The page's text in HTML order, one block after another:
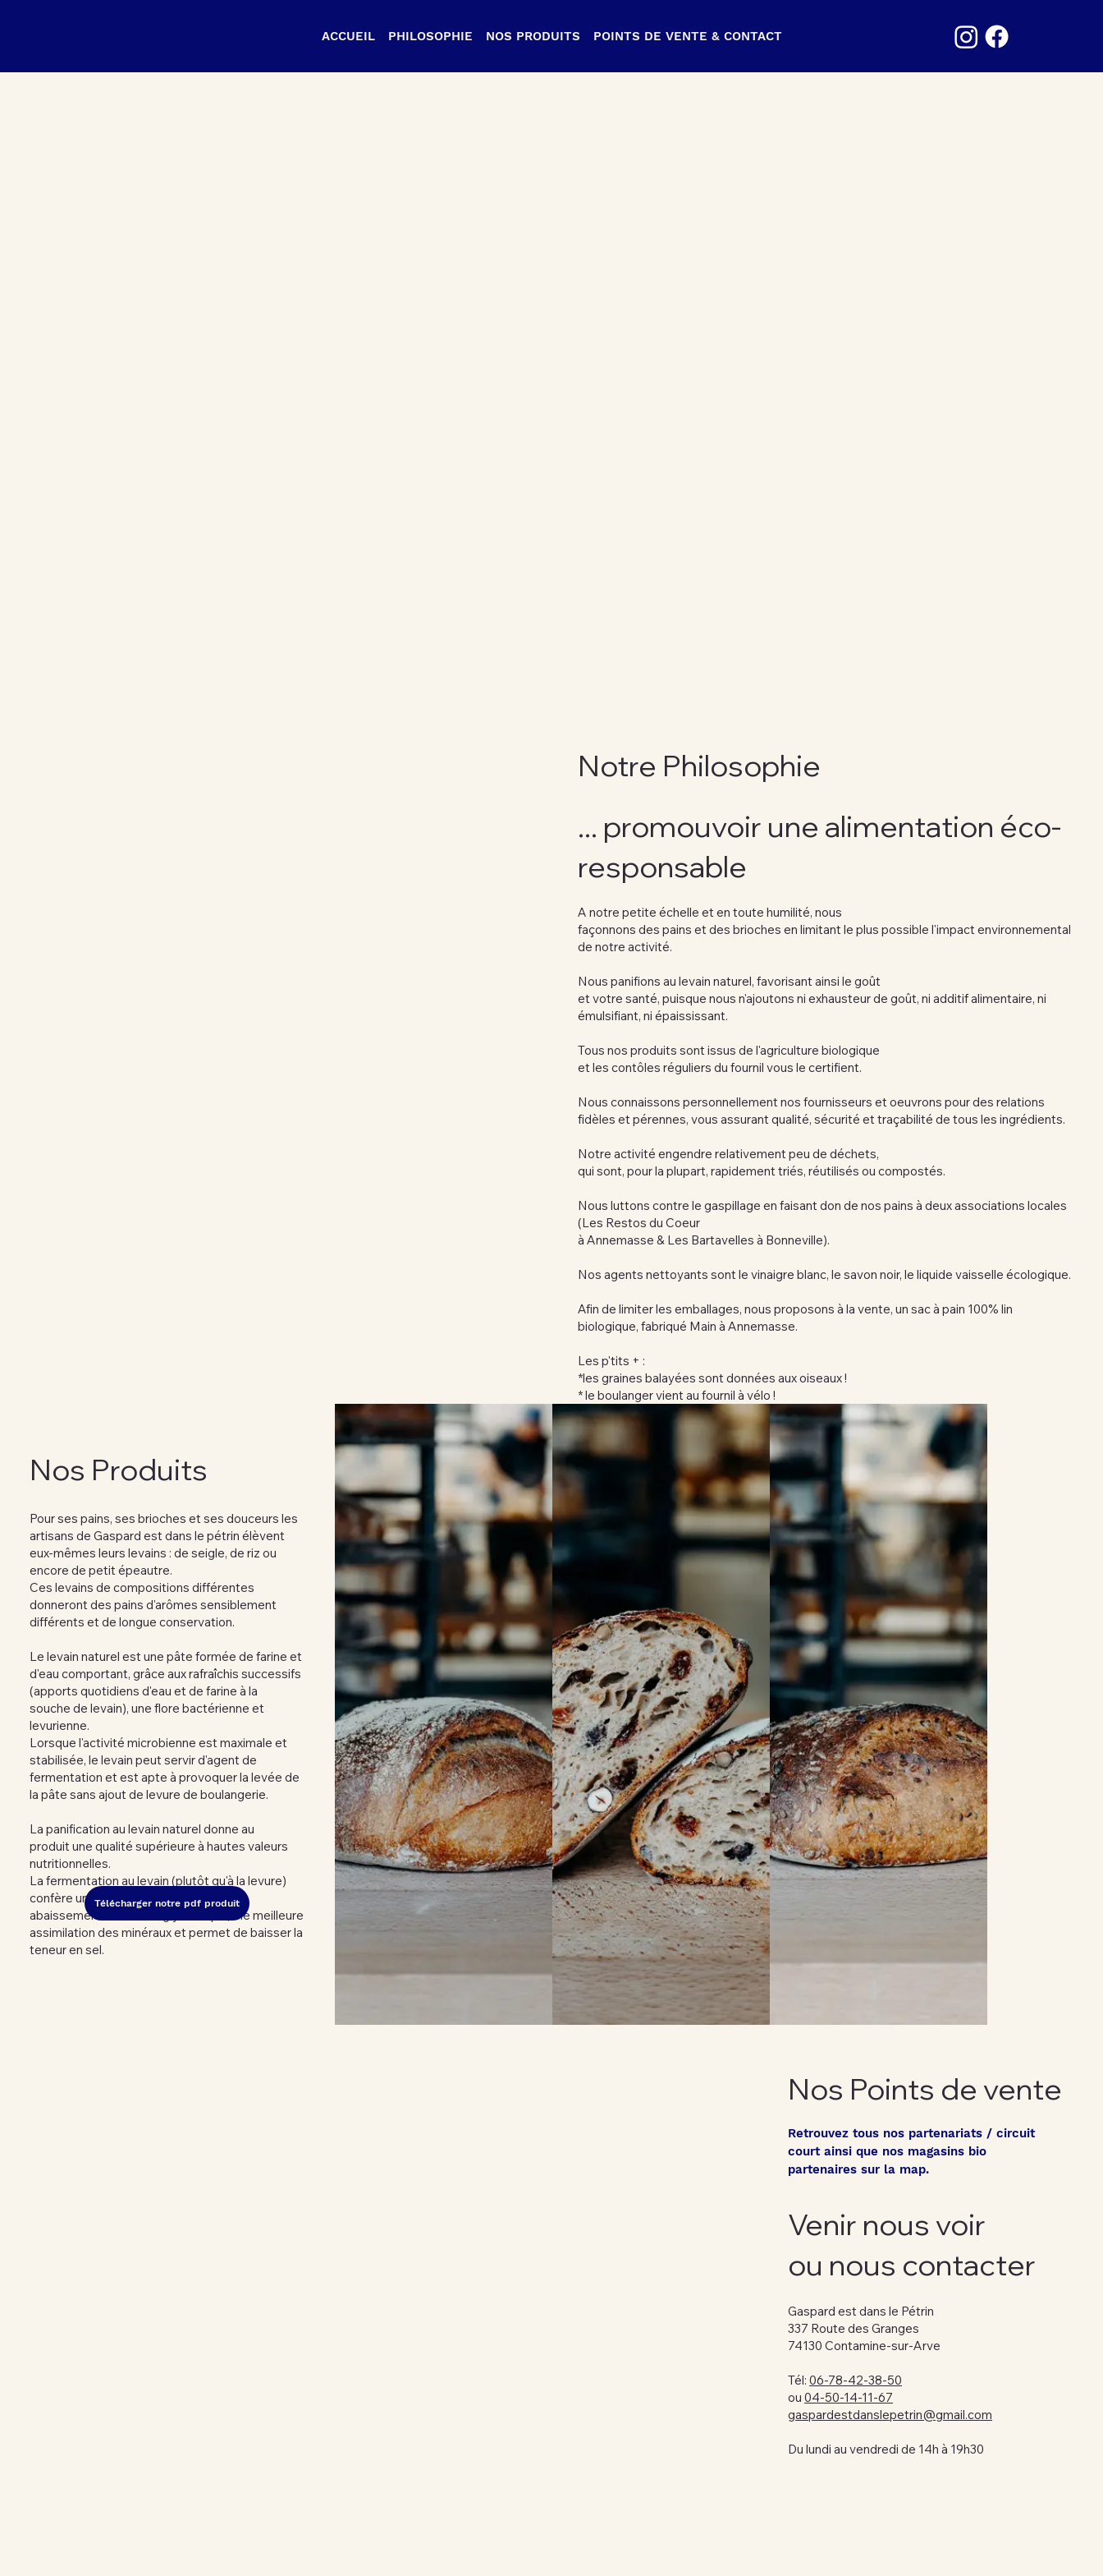
ACCUEIL PHILOSOPHIE NOS PRODUITS POINTS DE VENTE & CONTACT
Notre Philosophie
... promouvoir une alimentation éco-
responsable
A notre petite échelle et en toute humilité, nous
façonnons des pains et des brioches en limitant le plus possible l'impact environnemental
de notre activité.
Nous panifions au levain naturel, favorisant ainsi le goût
et votre santé, puisque nous n'ajoutons ni exhausteur de goût, ni additif alimentaire, ni
émulsifiant, ni épaississant.
Tous nos produits sont issus de l'agriculture biologique
et les contôles réguliers du fournil vous le certifient.
Nous connaissons personnellement nos fournisseurs et oeuvrons pour des relations
fidèles et pérennes, vous assurant qualité, sécurité et traçabilité de tous les ingrédients.
Notre activité engendre relativement peu de déchets,
qui sont, pour la plupart, rapidement triés, réutilisés ou compostés.
Nous luttons contre le gaspillage en faisant don de nos pains à deux associations locales
(Les Restos du Coeur
à Annemasse & Les Bartavelles à Bonneville).
Nos agents nettoyants sont le vinaigre blanc, le savon noir, le liquide vaisselle écologique.
Afin de limiter les emballages, nous proposons à la vente, un sac à pain 100% lin
biologique, fabriqué Main à Annemasse.
Les p'tits + :
*les graines balayées sont données aux oiseaux !
* le boulanger vient au fournil à vélo !
Nos Points de vente
Retrouvez tous nos partenariats / circuit
court ainsi que nos magasins bio
partenaires sur la map.
Venir nous voir
ou nous contacter
Gaspard est dans le Pétrin
337 Route des Granges
74130 Contamine-sur-Arve​
Tél:06-78-42-38-50
ou04-50-14-11-67
gaspardestdanslepetrin@gmail.com
Du lundi au vendredi de 14h à 19h30
Nos Produits
Pour ses pains, ses brioches et ses douceurs les
artisans de Gaspard est dans le pétrin élèvent
eux-mêmes leurs levains : de seigle, de riz ou
encore de petit épeautre.
Ces levains de compositions différentes
donneront des pains d'arômes sensiblement
différents et de longue conservation.
Le levain naturel est une pâte formée de farine et
d'eau comportant, grâce aux rafraîchis successifs
(apports quotidiens d'eau et de farine à la
souche de levain), une flore bactérienne et
levurienne.
Lorsque l'activité microbienne est maximale et
stabilisée, le levain peut servir d'agent de
fermentation et est apte à provoquer la levée de
la pâte sans ajout de levure de boulangerie.
La panification au levain naturel donne au
produit une qualité supérieure à hautes valeurs
nutritionnelles.
La fermentation au levain (plutôt qu'à la levure)
confère une meilleure digestibilité, un
abaissement de l'indice glycémique,une meilleure
assimilation des minéraux et permet de baisser la
teneur en sel.
Télécharger notre pdf produit